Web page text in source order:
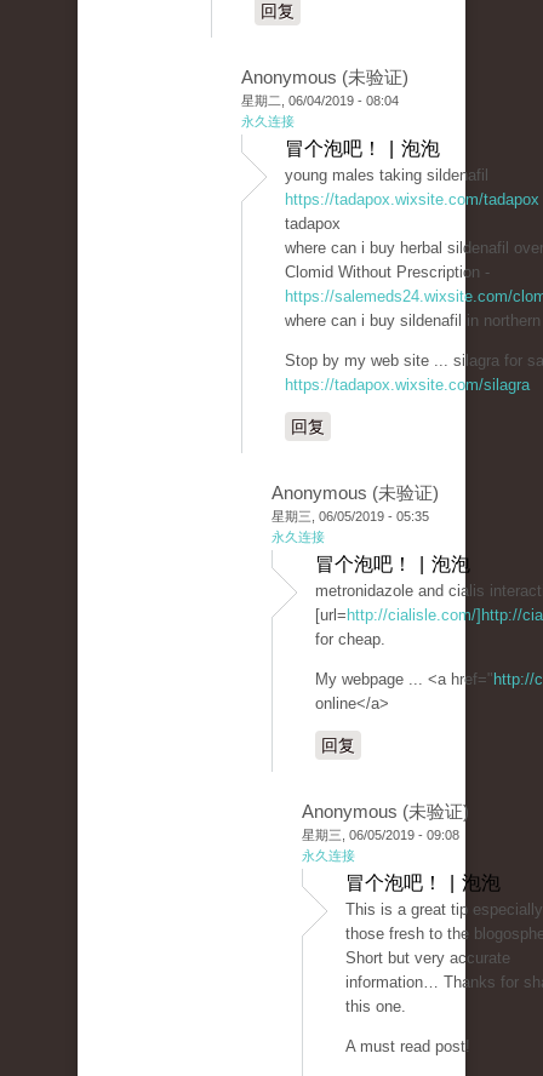
回复
Anonymous (未验证)
星期二, 06/04/2019 - 08:04
永久连接
冒个泡吧！ | 泡泡
young males taking sildenafil
https://tadapox.wixsite.com/tadapox
tadapox
where can i buy herbal sildenafil
Clomid Without Prescription -
https://salemeds24.wixsite.com/
where can i buy sildenafil in
Stop by my web site ... silagra for
https://tadapox.wixsite.com/silagra
回复
Anonymous (未验证)
星期三, 06/05/2019 - 05:35
永久连接
冒个泡吧！ | 泡泡
metronidazole and cialis
[url= http://cialisle.com/]http://
for cheap.
My webpage ... <a href=" http://
online</a>
回复
Anonymous (未验证)
星期三, 06/05/2019 - 09:08
永久连接
冒个泡吧！ | 泡泡
This is a great tip
those fresh to the
Short but very accurate
information… Thanks for
this one.
A must read post!